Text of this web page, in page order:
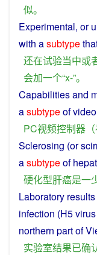
似。
Experimental, or
with asubtype
还在试验当中或
会加一个“x-”。
Capabilitiesand
asubtypeofvideo
PC视频控制器 （
Sclerosing (or
asubtypeof
硬化型肝癌是一
Laboratory results
infection (H5virus
northern partof
实验室结果已确